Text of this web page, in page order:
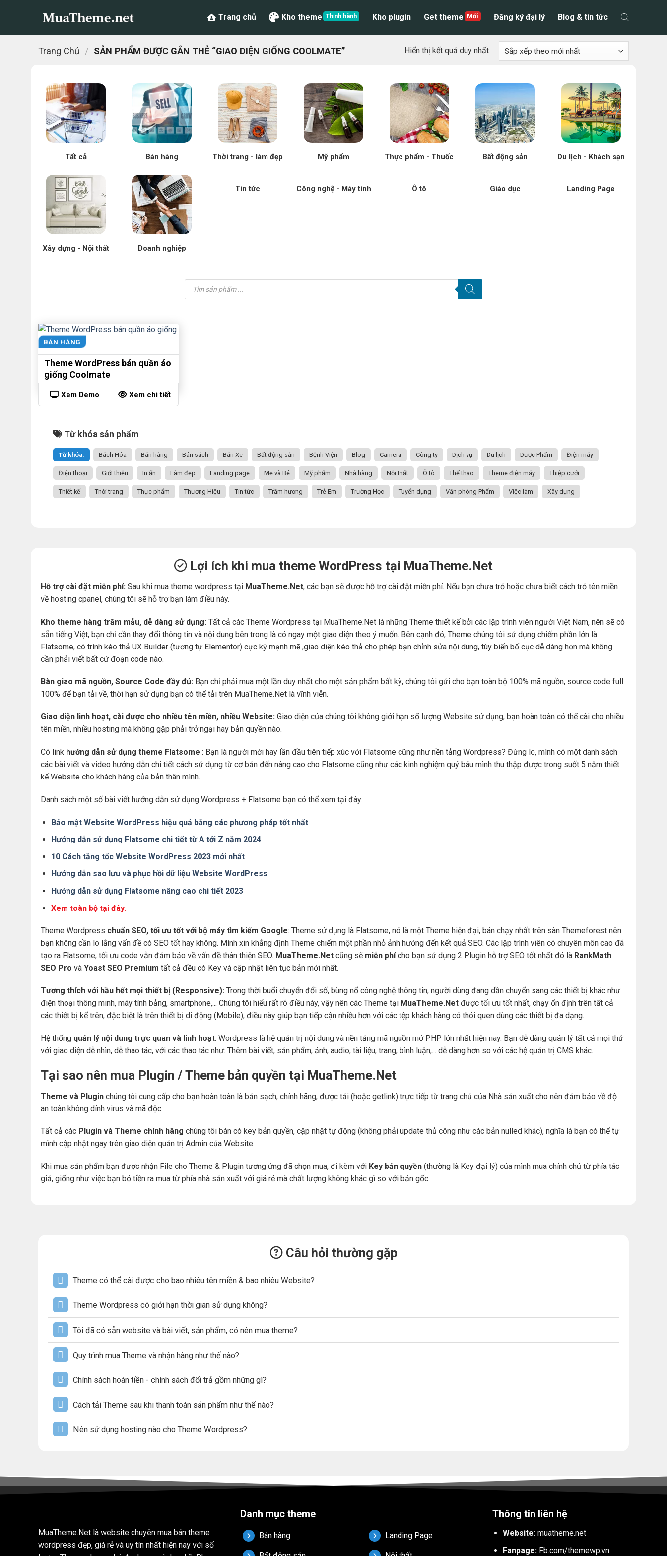
Trang chủ Kho theme Kho plugin Get theme Đăng ký đại lý Blog & tin tức
Trang Chủ / SẢN PHẨM ĐƯỢC GẮN THẺ “GIAO DIỆN GIỐNG COOLMATE” Hiển thị kết quả duy nhất
Tất cả Bán hàng Thời trang - làm đẹp Mỹ phẩm Thực phẩm - Thuốc Bất động sản Du lịch - Khách sạn
Xây dựng - Nội thất Doanh nghiệp
Tin tức Công nghệ - Máy tính Ô tô Giáo dục Landing Page
Tìm
kiếm
sản
BÁN HÀNG
Theme WordPress bán quần áo
giống Coolmate
Xem Demo Xem chi tiết
Từ khóa sản phẩm
Từ khóa: Bách Hóa Bán hàng Bán sách Bán Xe Bất động sản Bệnh Viện Blog Camera Công ty Dịch vụ Du lịch Dược Phẩm Điện máy
Điện thoại Giới thiệu In ấn Làm đẹp Landing page Mẹ và Bé Mỹ phẩm Nhà hàng Nội thất Ô tô Thể thao Theme điện máy Thiệp cưới
Thiết kế Thời trang Thực phẩm Thương Hiệu Tin tức Trầm hương Trẻ Em Trường Học Tuyển dụng Văn phòng Phẩm Việc làm Xây dựng
Lợi ích khi mua theme WordPress tại MuaTheme.Net
Hỗ trợ cài đặt miễn phí: Sau khi mua theme wordpress tại MuaTheme.Net, các bạn sẽ được hỗ trợ cài đặt miễn phí. Nếu bạn chưa trỏ hoặc chưa biết cách trỏ tên miền
về hosting cpanel, chúng tôi sẽ hỗ trợ bạn làm điều này.
Kho theme hàng trăm mẫu, dễ dàng sử dụng: Tất cả các Theme Wordpress tại MuaTheme.Net là những Theme thiết kế bởi các lập trình viên người Việt Nam, nên sẽ có
sẵn tiếng Việt, bạn chỉ cần thay đổi thông tin và nội dung bên trong là có ngay một giao diện theo ý muốn. Bên cạnh đó, Theme chúng tôi sử dụng chiếm phần lớn là
Flatsome, có trình kéo thả UX Builder (tương tự Elementor) cực kỳ mạnh mẽ ,giao diện kéo thả cho phép bạn chỉnh sửa nội dung, tùy biến bố cục dễ dàng hơn mà không
cần phải viết bất cứ đoạn code nào.
Bàn giao mã nguồn, Source Code đầy đủ: Bạn chỉ phải mua một lần duy nhất cho một sản phẩm bất kỳ, chúng tôi gửi cho bạn toàn bộ 100% mã nguồn, source code full
100% để bạn tải về, thời hạn sử dụng bạn có thể tải trên MuaTheme.Net là vĩnh viễn.
Giao diện linh hoạt, cài được cho nhiều tên miền, nhiều Website: Giao diện của chúng tôi không giới hạn số lượng Website sử dụng, bạn hoàn toàn có thể cài cho nhiều
tên miền, nhiều hosting mà không gặp phải trở ngại hay bản quyền nào.
Có link hướng dẫn sử dụng theme Flatsome : Bạn là người mới hay lần đầu tiên tiếp xúc với Flatsome cũng như nền tảng Wordpress? Đừng lo, mình có một danh sách
các bài viết và video hướng dẫn chi tiết cách sử dụng từ cơ bản đến nâng cao cho Flatsome cũng như các kinh nghiệm quý báu mình thu thập được trong suốt 5 năm thiết
kế Website cho khách hàng của bản thân mình.
Danh sách một số bài viết hướng dẫn sử dụng Wordpress + Flatsome bạn có thể xem tại đây:
Bảo mật Website WordPress hiệu quả bằng các phương pháp tốt nhất
Hướng dẫn sử dụng Flatsome chi tiết từ A tới Z năm 2024
10 Cách tăng tốc Website WordPress 2023 mới nhất
Hướng dẫn sao lưu và phục hồi dữ liệu Website WordPress
Hướng dẫn sử dụng Flatsome nâng cao chi tiết 2023
Xem toàn bộ tại đây.
Theme Wordpress chuẩn SEO, tối ưu tốt với bộ máy tìm kiếm Google: Theme sử dụng là Flatsome, nó là một Theme hiện đại, bán chạy nhất trên sàn Themeforest nên
bạn không cần lo lắng vấn đề có SEO tốt hay không. Mình xin khẳng định Theme chiếm một phần nhỏ ảnh hướng đến kết quả SEO. Các lập trình viên có chuyên môn cao đã
tạo ra Flatsome, tối ưu code vẫn đảm bảo về vấn đề thân thiện SEO. MuaTheme.Net cũng sẽ miễn phícho bạn sử dụng 2 Plugin hỗ trợ SEO tốt nhất đó là RankMath
SEO Pro và Yoast SEO Premium tất cả đều có Key và cập nhật liên tục bản mới nhất.
Tương thích với hầu hết mọi thiết bị (Responsive): Trong thời buổi chuyển đổi số, bùng nổ công nghệ thông tin, người dùng đang dần chuyển sang các thiết bị khác như
điện thoại thông minh, máy tính bảng, smartphone,... Chúng tôi hiểu rất rõ điều này, vậy nên các Theme tại MuaTheme.Net được tối ưu tốt nhất, chạy ổn định trên tất cả
các thiết bị kể trên, đặc biệt là trên thiết bị di động (Mobile), điều này giúp bạn tiếp cận nhiều hơn với các tệp khách hàng có thói quen dùng các thiết bị đa dạng.
Hệ thống quản lý nội dung trực quan và linh hoạt: Wordpress là hệ quản trị nội dung và nền tảng mã nguồn mở PHP lớn nhất hiện nay. Bạn dễ dàng quản lý tất cả mọi thứ
với giao diện dễ nhìn, dễ thao tác, với các thao tác như: Thêm bài viết, sản phẩm, ảnh, audio, tài liệu, trang, bình luận,... dễ dàng hơn so với các hệ quản trị CMS khác.
Tại sao nên mua Plugin / Theme bản quyền tại MuaTheme.Net
Theme và Plugin chúng tôi cung cấp cho bạn hoàn toàn là bản sạch, chính hãng, được tải (hoặc getlink) trực tiếp từ trang chủ của Nhà sản xuất cho nên đảm bảo về độ
an toàn không dính virus và mã độc.
Tất cả các Plugin và Theme chính hãng chúng tôi bán có key bản quyền, cập nhật tự động (không phải update thủ công như các bản nulled khác), nghĩa là bạn có thể tự
mình cập nhật ngay trên giao diện quản trị Admin của Website.
Khi mua sản phẩm bạn được nhận File cho Theme & Plugin tương ứng đã chọn mua, đi kèm với Key bản quyền (thường là Key đại lý) của mình mua chính chủ từ phía tác
giả, giống như việc bạn bỏ tiền ra mua từ phía nhà sản xuất với giá rẻ mà chất lượng không khác gì so với bản gốc.
Câu hỏi thường gặp
Theme có thể cài được cho bao nhiêu tên miền & bao nhiêu Website?
Theme Wordpress có giới hạn thời gian sử dụng không?
Tôi đã có sẵn website và bài viết, sản phẩm, có nên mua theme?
Quy trình mua Theme và nhận hàng như thế nào?
Chính sách hoàn tiền - chính sách đổi trả gồm những gì?
Cách tải Theme sau khi thanh toán sản phẩm như thế nào?
Nên sử dụng hosting nào cho Theme Wordpress?
MuaTheme.Net là website chuyên mua bán theme
wordpress đẹp, giá rẻ và uy tín nhất hiện nay với số
Danh mục theme
Bán hàng Landing Page
Thông tin liên hệ
Website: muatheme.net
Fanpage: Fb.com/themewp.vn